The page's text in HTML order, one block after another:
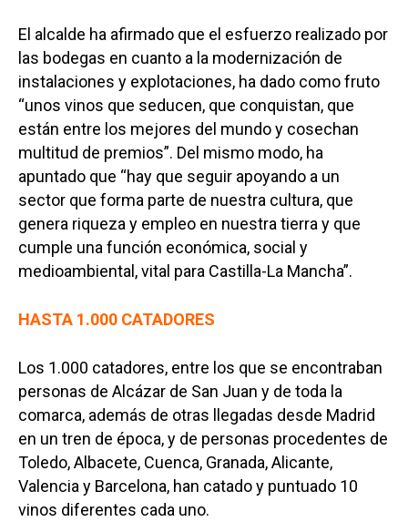
El alcalde ha afirmado que el esfuerzo realizado por
las bodegas en cuanto a la modernización de
instalaciones y explotaciones, ha dado como fruto
“unos vinos que seducen, que conquistan, que
están entre los mejores del mundo y cosechan
multitud de premios”. Del mismo modo, ha
apuntado que “hay que seguir apoyando a un
sector que forma parte de nuestra cultura, que
genera riqueza y empleo en nuestra tierra y que
cumple una función económica, social y
medioambiental, vital para Castilla-La Mancha”.
HASTA 1.000 CATADORES
Los 1.000 catadores, entre los que se encontraban
personas de Alcázar de San Juan y de toda la
comarca, además de otras llegadas desde Madrid
en un tren de época, y de personas procedentes de
Toledo, Albacete, Cuenca, Granada, Alicante,
Valencia y Barcelona, han catado y puntuado 10
vinos diferentes cada uno.